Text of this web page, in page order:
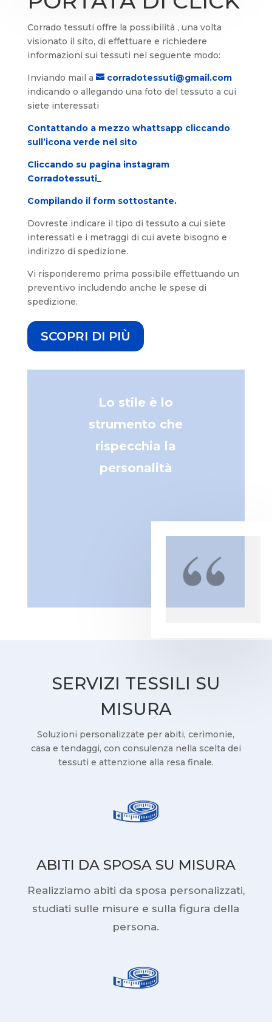
Corrado tessuti offre la possibilità , una volta
visionato il sito, di effettuare e richiedere
informazioni sui tessuti nel seguente modo:
Inviando mail a
corradotessuti@gmail.com
indicando o allegando una foto del tessuto a cui
siete interessati
Contattando a mezzo whattsapp cliccando
sull’icona verde nel sito
Cliccando su pagina instagram
Corradotessuti_
Compilando il form sottostante.
Dovreste indicare il tipo di tessuto a cui siete
interessati e i metraggi di cui avete bisogno e
indirizzo di spedizione.
Vi risponderemo prima possibile effettuando un
preventivo includendo anche le spese di
spedizione.
SCOPRI DI PIÙ
Lo stile è lo
strumento che
rispecchia la
personalità
SERVIZI TESSILI SU
MISURA
Soluzioni personalizzate per abiti, cerimonie,
casa e tendaggi, con consulenza nella scelta dei
tessuti e attenzione alla resa finale.
ABITI DA SPOSA SU MISURA
Realizziamo abiti da sposa personalizzati,
studiati sulle misure e sulla figura della
persona.